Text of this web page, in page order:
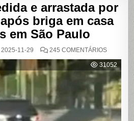
e arrastada por
briga em casa
em São Paulo
2025-11-29 245 COMENTÁRIOSEM
É
E
POR
APÓS
BRIGA
EM
CASA
31052